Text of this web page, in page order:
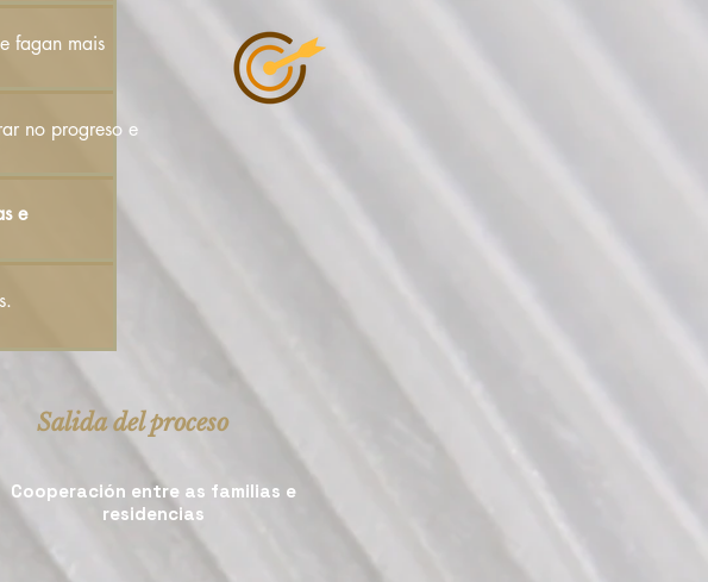
Salida del proceso
Cooperación entre as familias e
residencias
fagan mais
no progreso e
e